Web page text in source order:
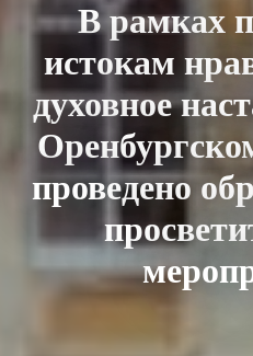
В рамках
истокам
духовное
проведено